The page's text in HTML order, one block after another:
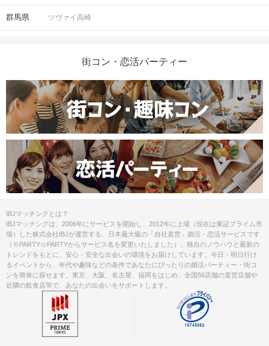
群馬県 ツヴァイ高崎
街コン・恋活パーティー
IBJマッチングとは？
IBJマッチングは、2006年にサービスを開始し、2012年に上場（現在は東証プライム市
場）した株式会社IBJが運営する、日本最大級の「自社直営」婚活・恋活サービスです
（※PARTY☆PARTYからサービス名を変更いたしました）。独自のノウハウと最新の
トレンドをもとに、安心・安全な出会いの環境をお届けしています。今日・明日行け
るイベントから、年代や趣味などの条件であなたにぴったりの婚活パーティー・街コ
ンを簡単に探せます。東京、大阪、名古屋、福岡をはじめ、全国56店舗の直営店舗や
近隣の飲食店等で、あなたの出会いをサポートします。